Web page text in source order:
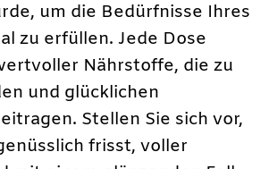
um die Bedürfnisse Ihres
zu erfüllen. Jede Dose
Nährstoffe, die zu
und glücklichen
Stellen Sie sich vor,
frisst, voller